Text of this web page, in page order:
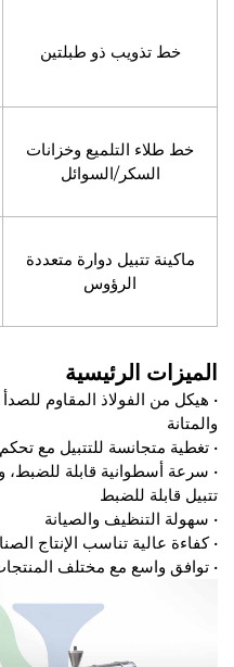
خط تذويب ذو طبلتين
خط طلاء التلميع وخزانات
السكر/السوائل
ماكينة تتبيل دوارة متعددة
الرؤوس
الميزات الرئيسية
• هيكل من الفولاذ المقاوم
والمتانة
• تغطية متجانسة للتتبيل مع
• سرعة أسطوانية قابلة للضبط،
تتبيل قابلة للضبط
• سهولة التنظيف والصيانة
• كفاءة عالية تناسب الإنتاج
• توافق واسع مع مختلف المنتجات